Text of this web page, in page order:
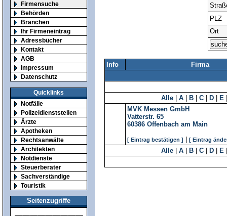
Firmensuche
Behörden
Branchen
Ihr Firmeneintrag
Adressbücher
Kontakt
AGB
Impressum
Datenschutz
Quicklinks
Notfälle
Polizeidienststellen
Ärzte
Apotheken
Rechtsanwälte
Architekten
Notdienste
Steuerberater
Sachverständige
Touristik
Seitenzugriffe
PLZ
Ort
Info Firma
Alle A B C D E
MVK Messen GmbH
Vatterstr. 65
60386 Offenbach am Main
[ Eintrag bestätigen ] [ Eintrag
Alle A B C D E